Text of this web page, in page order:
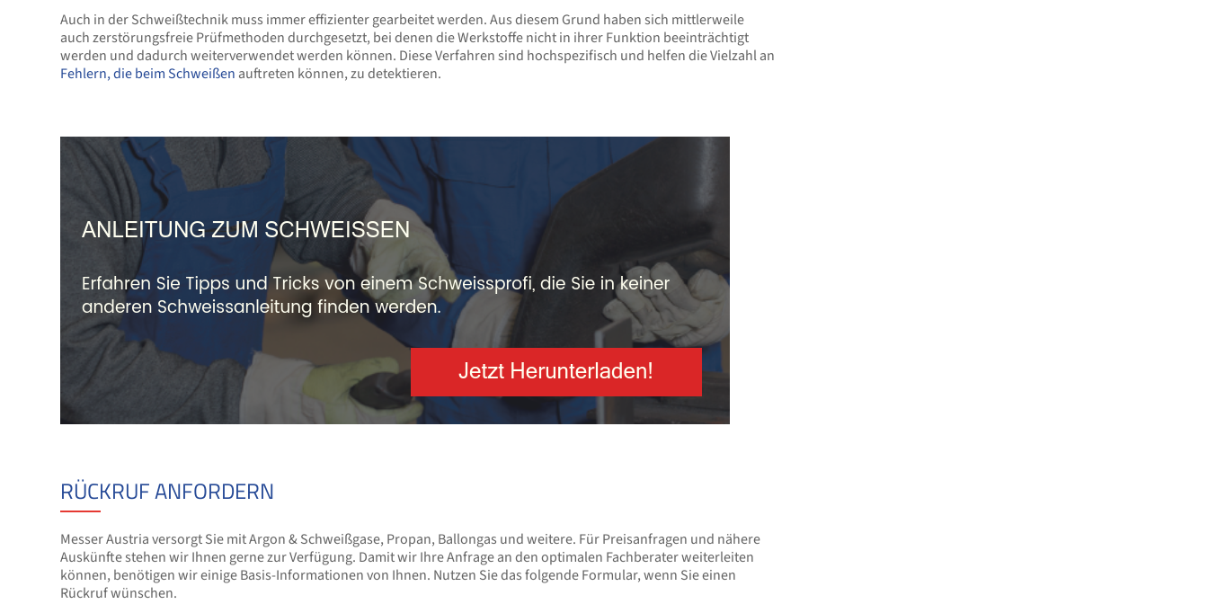
Auch in der Schweißtechnik muss immer effizienter gearbeitet werden. Aus diesem Grund haben sich mittlerweile
auch zerstörungsfreie Prüfmethoden durchgesetzt, bei denen die Werkstoffe nicht in ihrer Funktion beeinträchtigt
werden und dadurch weiterverwendet werden können. Diese Verfahren sind hochspezifisch und helfen die Vielzahl an
Fehlern, die beim Schweißen auftreten können, zu detektieren.
RÜCKRUF ANFORDERN
Messer Austria versorgt Sie mit Argon & Schweißgase, Propan, Ballongas und weitere. Für Preisanfragen und nähere
Auskünfte stehen wir Ihnen gerne zur Verfügung. Damit wir Ihre Anfrage an den optimalen Fachberater weiterleiten
können, benötigen wir einige Basis-Informationen von Ihnen. Nutzen Sie das folgende Formular, wenn Sie einen
Rückruf wünschen.